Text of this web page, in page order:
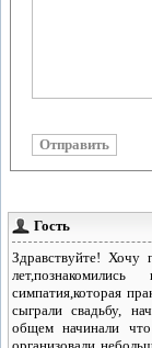
Гость
Здравствуйте! Хочу
симпатия,которая
сыграли свадьбу,
общем начинали
организовали